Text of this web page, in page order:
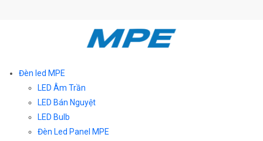
Đèn led MPE
LED Âm Trần
LED Bán Nguyệt
LED Bulb
Đèn Led Panel MPE